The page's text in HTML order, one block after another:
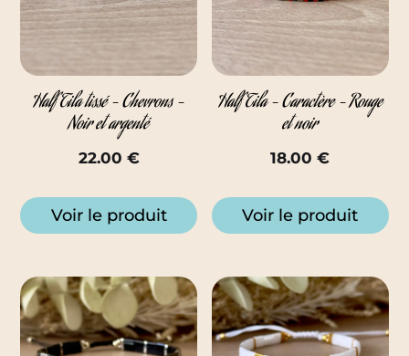
Half Tila tissé – Chevrons –
Noir et argenté
22.00 €
Voir le produit
Half Tila – Caractère – Rouge
et noir
18.00€
Voir le produit